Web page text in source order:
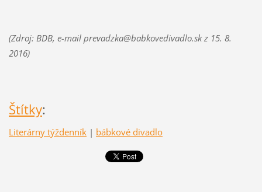
(Zdroj: BDB, e-mail prevadzka@babkovedivadlo.sk z 15. 8.
2016)
Štítky:
Literárny týždenník | bábkové divadlo